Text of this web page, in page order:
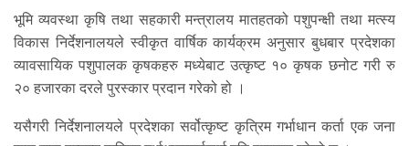
भूमि व्यवस्था कृषि तथा सहकारी मन्त्रालय मातहतको पशुपन्क्षी तथा मत्स्य
विकास निर्देशनालयले स्वीकृत वार्षिक कार्यक्रम अनुसार बुधबार प्रदेशका
व्यावसायिक पशुपालक कृषकहरु मध्येबाट उत्कृष्ट १० कृषक छनोट गरी रु
२० हजारका दरले पुरस्कार प्रदान गरेको हो ।
यसैगरी निर्देशनालयले प्रदेशका सर्वोत्कृष्ट कृत्रिम गर्भाधान कर्ता एक जना